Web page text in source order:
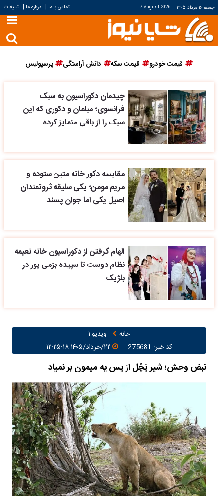
جمعه ۱۶ مرداد ۱۴۰۵ |
7 August 2026 تماس با ما | درباره ما | تبلیغات
قیمت خودرو قیمت سکه دانش آراستگی پرسپولیس
چیدمان دکوراسیون به سبک
فرانسوی؛ مبلمان و دکوری که این
سبک را از باقی متمایز کرده
مقایسه دکور خانه متین ستوده و
مریم مومن؛ یکی سلیقه ثروتمندان
اصیل یکی اما جوان پسند
الهام گرفتن از دکوراسیون خانه نعیمه
نظام دوست تا سپیده بزمی پور در
بلژیک
خانه
ویدیو ۱
کد خبر: 275681
نبض وحش؛ شیر پَچُل از پس یه میمون بر نمیاد